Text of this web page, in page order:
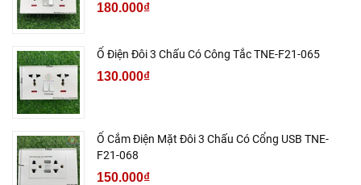
180.000₫
Ổ Điện Đôi 3 Chấu Có Công Tắc TNE-F21-065
130.000₫
Ổ Cắm Điện Mặt Đôi 3 Chấu Có Cổng USB TNE-
F21-068
150.000₫